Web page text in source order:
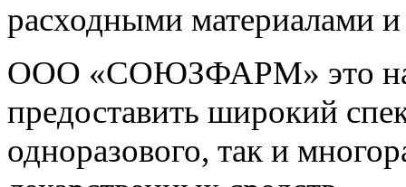
расходными материалами
ООО «СОЮЗФАРМ» это
предоставить широкий
одноразового, так и